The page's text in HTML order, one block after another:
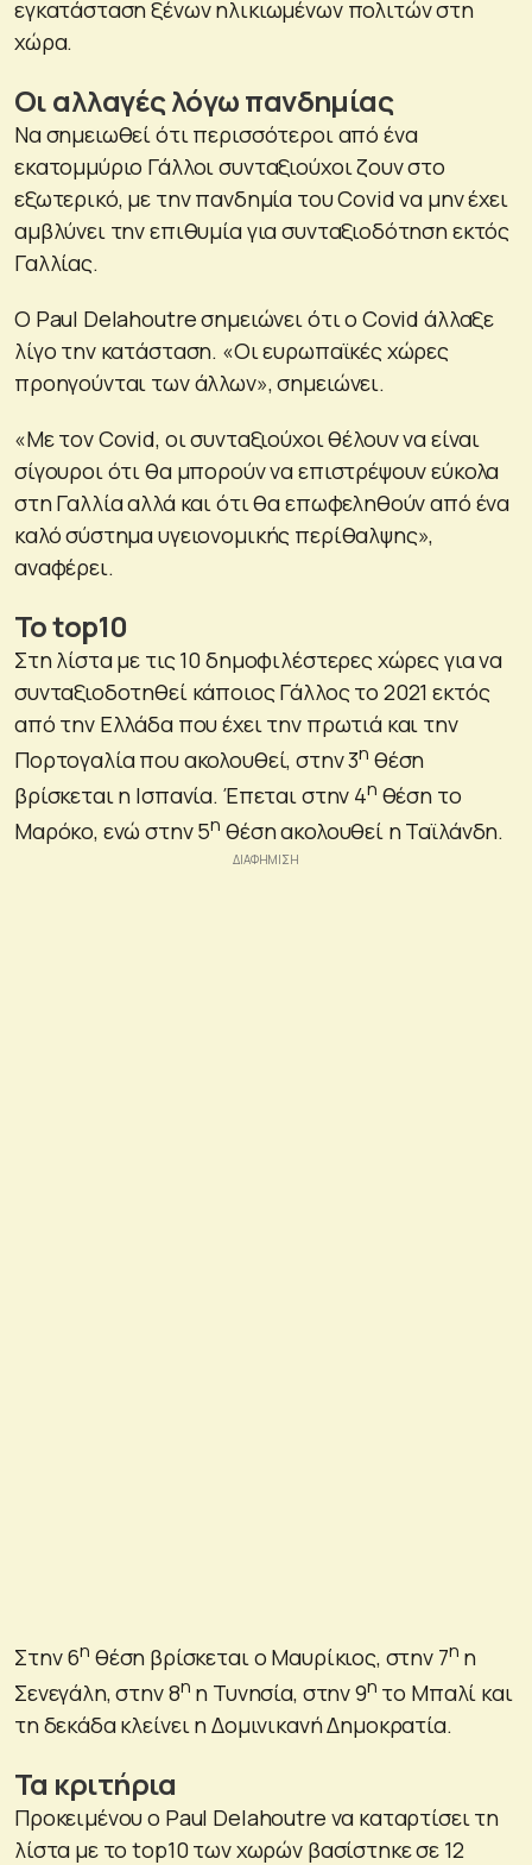
εγκατάσταση ξένων ηλικιωμένων πολιτών στη
χώρα.
Οι αλλαγές λόγω πανδημίας
Να σημειωθεί ότι περισσότεροι από ένα
εκατομμύριο Γάλλοι συνταξιούχοι ζουν στο
εξωτερικό, με την πανδημία του Covid να μην έχει
αμβλύνει την επιθυμία για συνταξιοδότηση εκτός
Γαλλίας.
Ο Paul Delahoutre σημειώνει ότι ο Covid άλλαξε
λίγο την κατάσταση. «Οι ευρωπαϊκές χώρες
προηγούνται των άλλων», σημειώνει.
«Με τον Covid, οι συνταξιούχοι θέλουν να είναι
σίγουροι ότι θα μπορούν να επιστρέψουν εύκολα
στη Γαλλία αλλά και ότι θα επωφεληθούν από ένα
καλό σύστημα υγειονομικής περίθαλψης»,
αναφέρει.
Τοtop10
Στη λίστα με τις 10 δημοφιλέστερες χώρες για να
συνταξιοδοτηθεί κάποιος Γάλλος το 2021 εκτός
από την Ελλάδα που έχει την πρωτιά και την
Πορτογαλία που ακολουθεί, στην 3η θέση
βρίσκεται η Ισπανία. Έπεται στην 4η θέση το
Μαρόκο, ενώ στην 5η θέση ακολουθεί η Ταϊλάνδη.
Στην 6η θέση βρίσκεται ο Μαυρίκιος, στην 7η η
Σενεγάλη, στην 8η η Τυνησία, στην 9η το Μπαλί και
τη δεκάδα κλείνει η Δομινικανή Δημοκρατία.
Τα κριτήρια
Προκειμένου ο Paul Delahoutre να καταρτίσει τη
λίστα με το top10 των χωρών βασίστηκε σε 12